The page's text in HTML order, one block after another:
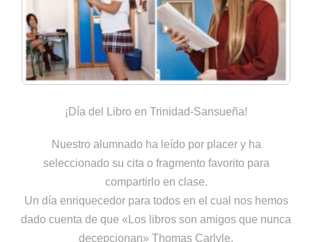
¡Día del Libro en Trinidad-Sansueña!
Nuestro alumnado ha leído por placer y ha
seleccionado su cita o fragmento favorito para
compartirlo en clase.
Un día enriquecedor para todos en el cual nos hemos
dado cuenta de que «Los libros son amigos que nunca
decepcionan» Thomas Carlyle.